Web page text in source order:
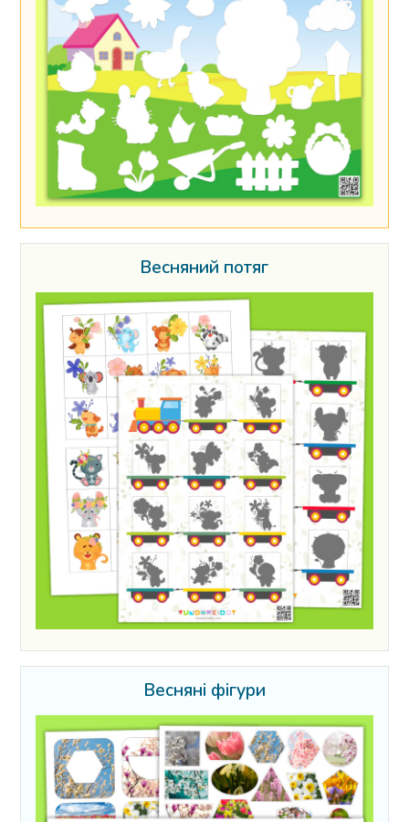
Весняний потяг
Весняні фігури